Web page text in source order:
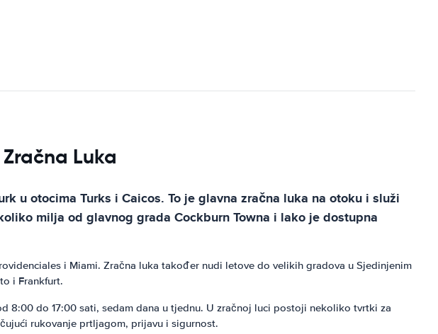
Luka
u otocima Turks i Caicos. To je glavna zračna luka na otoku i služi
milja od glavnog grada Cockburn Towna i lako je dostupna
i Miami. Zračna luka također nudi letove do velikih gradova u Sjedinjenim
i Frankfurt.
8:00 do 17:00 sati, sedam dana u tjednu. U zračnoj luci postoji nekoliko tvrtki za
rukovanje prtljagom, prijavu i sigurnost.